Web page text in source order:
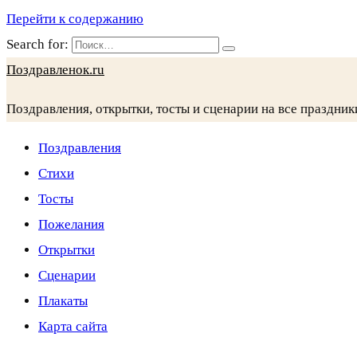
Перейти к содержанию
Search for:
Поздравленок.ru
Поздравления, открытки, тосты и сценарии на все
Поздравления
Стихи
Тосты
Пожелания
Открытки
Сценарии
Плакаты
Карта сайта